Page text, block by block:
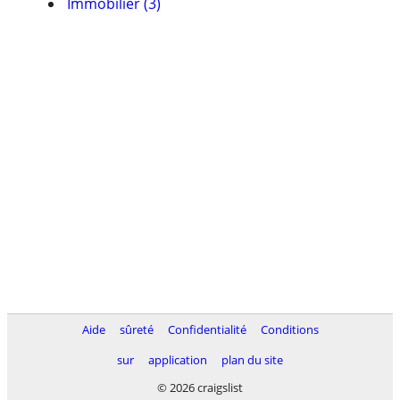
Aide sûreté Confidentialité
Conditions
sur
application
plan du site
© 2026 craigslist